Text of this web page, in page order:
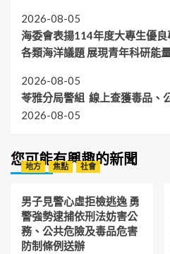
2026-08-05
海委會表揚114年度大專生優
各類海洋議題 展現青年科研能
2026-08-05
苓雅分局警組 線上查獲毒品、
2026-08-05
您可能有興趣的新聞
地方 焦點 社會
男子見警心虛拒檢逃逸 勇
警強勢逮捕依刑法妨害公
務、公共危險及毒品危害
防制條例送辦